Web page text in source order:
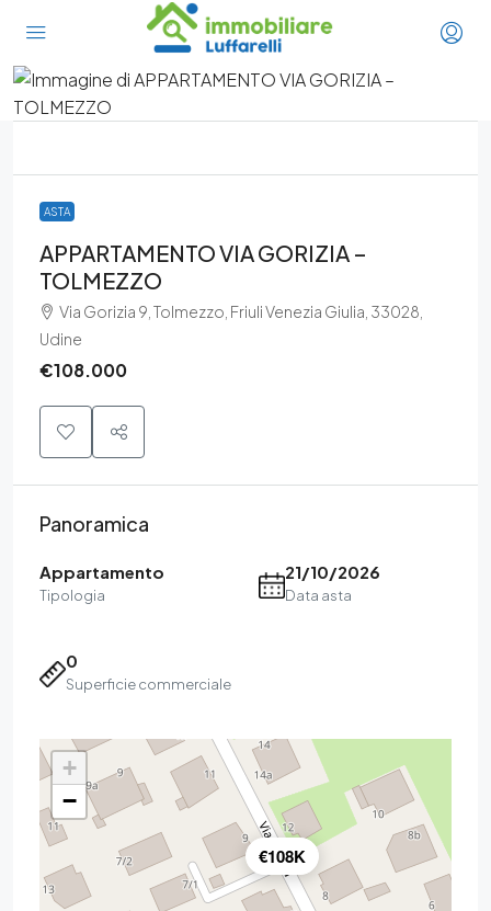
ASTA
APPARTAMENTO VIA GORIZIA –
TOLMEZZO
Via Gorizia 9, Tolmezzo, Friuli Venezia Giulia, 33028,
Udine
€108.000
Panoramica
Appartamento
Tipologia
21/10/2026
Data asta
0
Superficie commerciale
€108K
+
−